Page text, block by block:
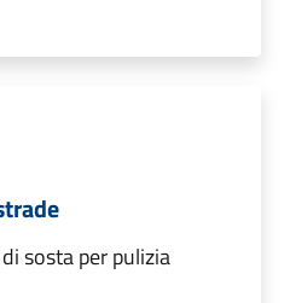
sosta per pulizia